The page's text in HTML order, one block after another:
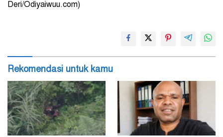
Deri/Odiyaiwuu.com)
Rekomendasi untuk kamu